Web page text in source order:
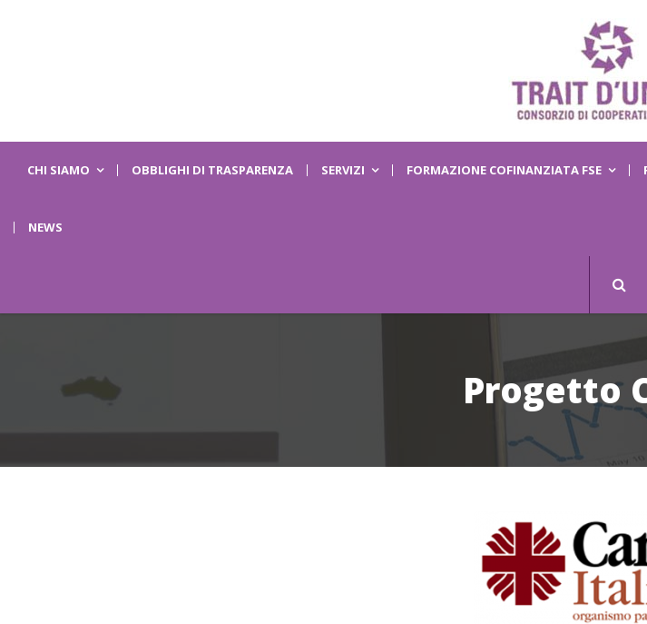
CHI SIAMO OBBLIGHI DI TRASPARENZA SERVIZI FORMAZIONE COFINANZIATA FSE
NEWS
Progetto